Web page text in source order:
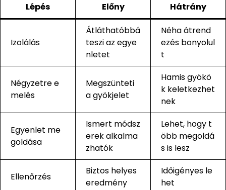
Lépés Előny Hátrány
Izolálás
Átláthatóbbá
teszi az egye
nletet
Néha átrend
ezés bonyolul
t
Négyzetre e
melés
Megszünteti
a gyökjelet
Hamis gyökö
k keletkezhet
nek
Egyenlet me
goldása
Ismert módsz
erek alkalma
zhatók
Lehet, hogy t
öbb megoldá
s is lesz
Ellenőrzés
Biztos helyes
eredmény
Időigényes le
het